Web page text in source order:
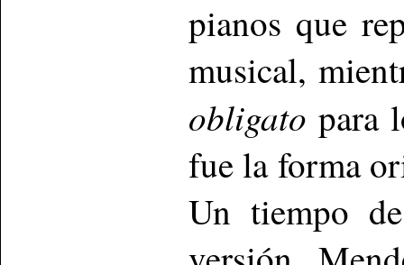
pianos que
musical,
obligato para
fue la forma
Un tiempo